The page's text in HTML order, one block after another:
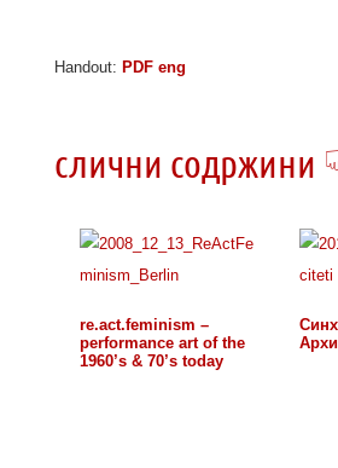
Handout: PDF eng
слични
re.act.feminism –
performance art of the
1960’s & 70’s today